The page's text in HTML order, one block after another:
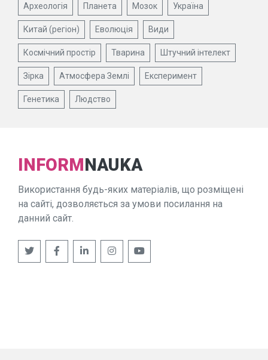
Археологія Планета Мозок Україна
Китай (регіон) Еволюція Види
Космічний простір Тварина Штучний інтелект
Зірка Атмосфера Землі Експеримент
Генетика Людство
INFORMNAUKA
Використання будь-яких матеріалів, що розміщені
на сайті, дозволяється за умови посилання на
данний сайт.